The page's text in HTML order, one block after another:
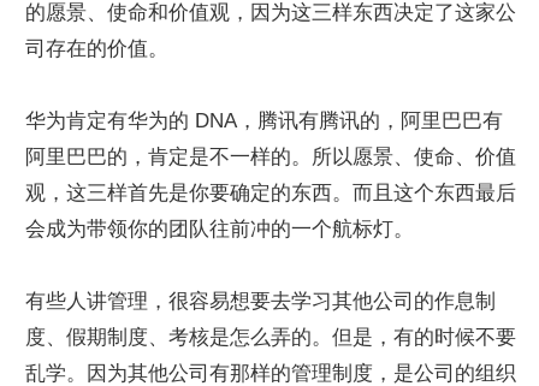
的愿景、使命和价值观，因为这三样东西决定了这家公
司存在的价值。
华为肯定有华为的 DNA，腾讯有腾讯的，阿里巴巴有
阿里巴巴的，肯定是不一样的。所以愿景、使命、价值
观，这三样首先是你要确定的东西。而且这个东西最后
会成为带领你的团队往前冲的一个航标灯。
有些人讲管理，很容易想要去学习其他公司的作息制
度、假期制度、考核是怎么弄的。但是，有的时候不要
乱学。因为其他公司有那样的管理制度，是公司的组织